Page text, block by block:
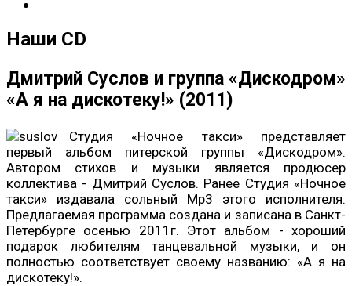
Наши CD
Дмитрий Суслов и группа «Дискодром»
«А я на дискотеку!» (2011)
Студия «Ночное такси» представляет
первый альбом питерской группы «Дискодром».
Автором стихов и музыки является продюсер
коллектива - Дмитрий Суслов. Ранее Студия «Ночное
такси» издавала сольный Mp3 этого исполнителя.
Предлагаемая программа создана и записана в Санкт-
Петербурге осенью 2011г. Этот альбом - хороший
подарок любителям танцевальной музыки, и он
полностью соответствует своему названию: «А я на
дискотеку!».